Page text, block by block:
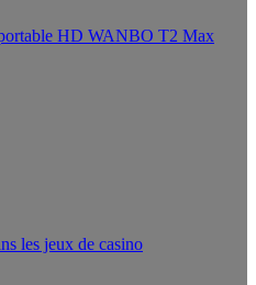
HD WANBO T2 Max
les jeux de casino